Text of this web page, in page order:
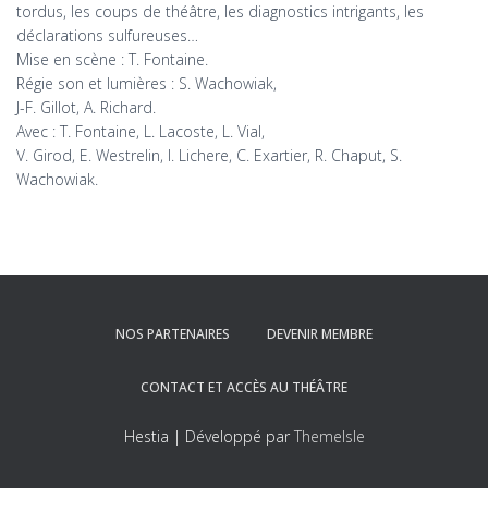
tordus, les coups de théâtre, les diagnostics intrigants, les
déclarations sulfureuses…
Mise en scène : T. Fontaine.
Régie son et lumières : S. Wachowiak,
J-F. Gillot, A. Richard.
Avec : T. Fontaine, L. Lacoste, L. Vial,
V. Girod, E. Westrelin, I. Lichere, C. Exartier, R. Chaput, S.
Wachowiak.
NOS PARTENAIRES DEVENIR MEMBRE
CONTACT ET ACCÈS AU THÉÂTRE
Hestia | Développé par ThemeIsle